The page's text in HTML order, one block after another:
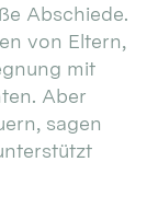
Abschiede.
von Eltern,
mit
Aber
sagen